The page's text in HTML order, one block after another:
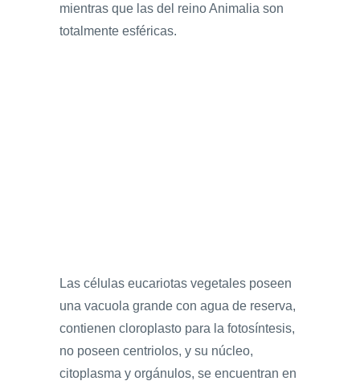
mientras que las del reino Animalia son
totalmente esféricas.
Las células eucariotas vegetales poseen
una vacuola grande con agua de reserva,
contienen cloroplasto para la fotosíntesis,
no poseen centriolos, y su núcleo,
citoplasma y orgánulos, se encuentran en